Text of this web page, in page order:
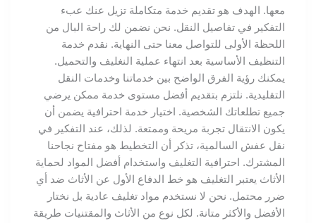
معها. الهدف هو تقديم خدمة متكاملة تزيل عنك عبء
التفكير في تفاصيل النقل. نحن نضمن لك راحة البال من
اللحظة الأولى للتواصل معنا حتى النهاية. نقدم خدمة
التنظيف الأساسية بعد انتهاء عملية النغليف والتحميل.
يمكنك رؤية الفرق الواضح بين خدماتنا وخدمات النقل
التقليدية. نلتزم بتقديم أفضل مستوى خدمة ممكن يرضي
جميع تطلعاتك الشخصية. اختيار خدمة احترافية يضمن أن
يكون الانتقال تجربة مريحة وممتعة. لذلك، عند التفكير في
نقل عفش السالمية، تذكر أن التخطيط هو مفتاح نجاحنا
المشترك. احترافية التغليف واستخدام أفضل المواد لحماية
الأثاث يعتبر التغليف هو خط الدفاع الأول عن الأثاث ضد أي
ضرر محتمل. نحن لا نستخدم مواد تغليف عادية بل نختار
الأفضل والأكثر متانة. لكل نوع من الأثاث والمقتنيات طريقة